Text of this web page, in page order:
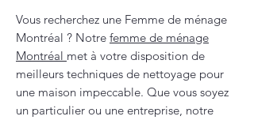
Vous recherchez une Femme de ménage
Montréal ? Notre femme de ménage
Montréal met à votre disposition de
meilleurs techniques de nettoyage pour
une maison impeccable. Que vous soyez
un particulier ou une entreprise, notre